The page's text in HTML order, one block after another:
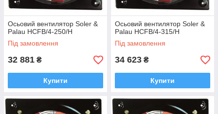
Осьовий вентилятор Soler &
Palau HCFB/4-250/H
Під замовлення
32 881 ₴
Купити
Осьовий вентилятор Soler &
Palau HCFB/4-315/H
Під замовлення
34 623 ₴
Купити